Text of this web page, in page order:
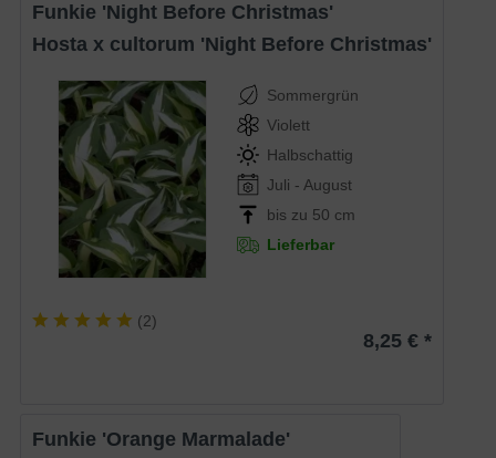
Funkie 'Night Before Christmas'
Hosta x cultorum 'Night Before Christmas'
Sommergrün
Violett
Halbschattig
Juli - August
bis zu 50 cm
Lieferbar
(2)
8,25 € *
Funkie 'Orange Marmalade'